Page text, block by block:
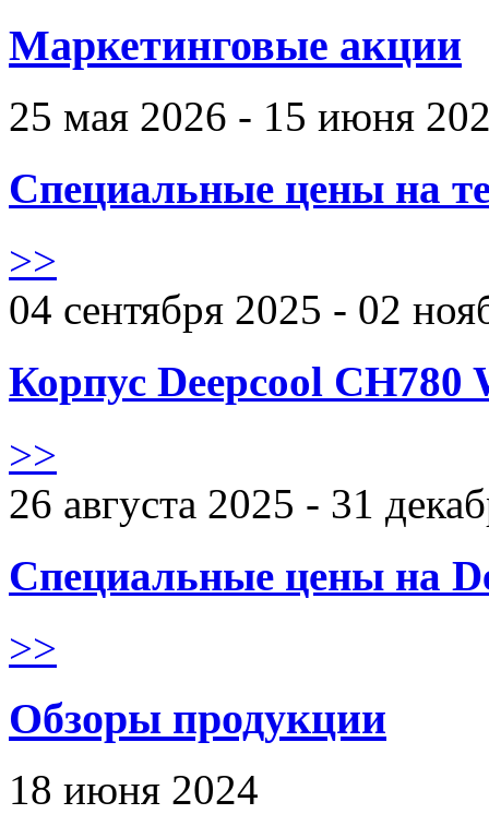
Маркетинговые акции
25 мая 2026 - 15 июня
Специальные цены на
>>
04 сентября 2025 - 02
Корпус Deepcool CH780
>>
26 августа 2025 - 31
Специальные цены на
>>
Обзоры продукции
18 июня 2024